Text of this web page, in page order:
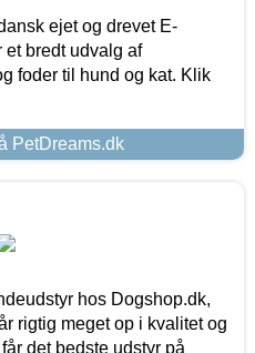
ejet og drevet E-
bredt udvalg af
foder til hund og kat. Klik
PetDreams.dk
hos Dogshop.dk,
rigtig meget op i kvalitet og
det bedste udstyr på